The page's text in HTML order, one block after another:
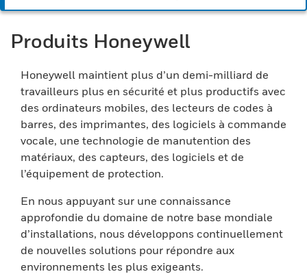
Produits Honeywell
Honeywell maintient plus d’un demi-milliard de
travailleurs plus en sécurité et plus productifs avec
des ordinateurs mobiles, des lecteurs de codes à
barres, des imprimantes, des logiciels à commande
vocale, une technologie de manutention des
matériaux, des capteurs, des logiciels et de
l’équipement de protection.
En nous appuyant sur une connaissance
approfondie du domaine de notre base mondiale
d’installations, nous développons continuellement
de nouvelles solutions pour répondre aux
environnements les plus exigeants.